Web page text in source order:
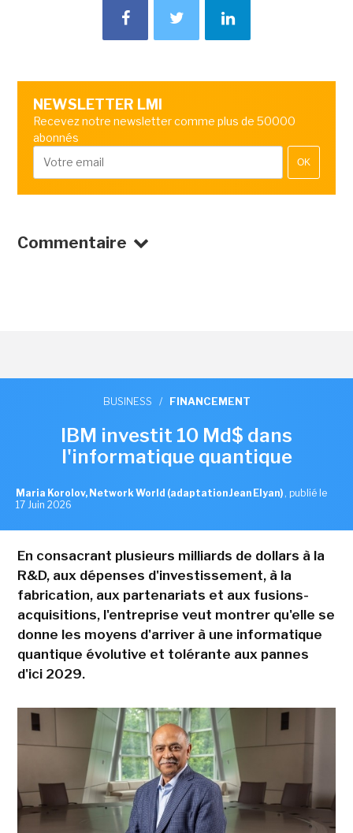
NEWSLETTER LMI
Recevez notre newsletter comme plus de 50000
abonnés
OK
Commentaire
BUSINESS / FINANCEMENT
IBM investit 10 Md$ dans
l'informatique quantique
Maria Korolov, Network World (adaptation Jean Elyan) , publié le
17 Juin 2026
En consacrant plusieurs milliards de dollars à la
R&D, aux dépenses d'investissement, à la
fabrication, aux partenariats et aux fusions-
acquisitions, l'entreprise veut montrer qu'elle se
donne les moyens d'arriver à une informatique
quantique évolutive et tolérante aux pannes
d'ici 2029.